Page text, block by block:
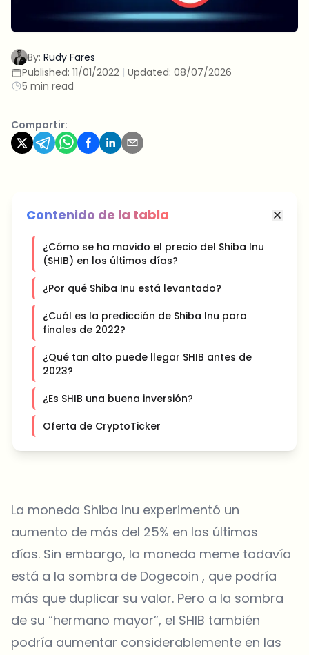
By: Rudy Fares
Published: 11/01/2022 | Updated: 08/07/2026
5 min read
Compartir:
Contenido de la tabla
¿Cómo se ha movido el precio del Shiba Inu
(SHIB) en los últimos días?
¿Por qué Shiba Inu está levantado?
¿Cuál es la predicción de Shiba Inu para
finales de 2022?
¿Qué tan alto puede llegar SHIB antes de
2023?
¿Es SHIB una buena inversión?
Oferta de CryptoTicker
La moneda Shiba Inu experimentó un
aumento de más del 25% en los últimos
días. Sin embargo, la moneda meme todavía
está a la sombra de Dogecoin , que podría
más que duplicar su valor. Pero a la sombra
de su “hermano mayor”, el SHIB también
podría aumentar considerablemente en las